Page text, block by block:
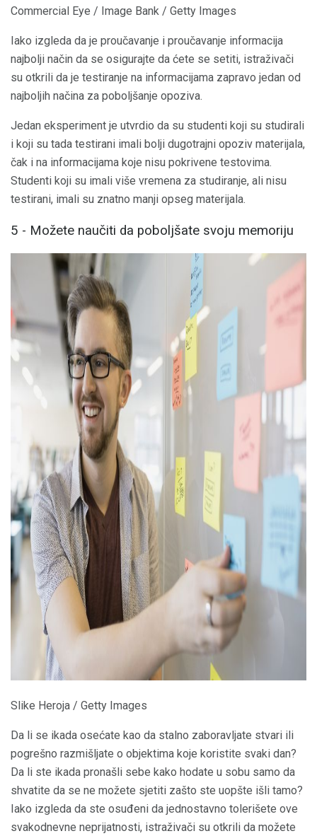
Commercial Eye / Image Bank / Getty Images
Iako izgleda da je proučavanje i proučavanje informacija
najbolji način da se osigurajte da ćete se setiti, istraživači
su otkrili da je testiranje na informacijama zapravo jedan od
najboljih načina za poboljšanje opoziva.
Jedan eksperiment je utvrdio da su studenti koji su studirali
i koji su tada testirani imali bolji dugotrajni opoziv materijala,
čak i na informacijama koje nisu pokrivene testovima.
Studenti koji su imali više vremena za studiranje, ali nisu
testirani, imali su znatno manji opseg materijala.
5 - Možete naučiti da poboljšate svoju memoriju
ad
Slike Heroja / Getty Images
Da li se ikada osećate kao da stalno zaboravljate stvari ili
pogrešno razmišljate o objektima koje koristite svaki dan?
Da li ste ikada pronašli sebe kako hodate u sobu samo da
shvatite da se ne možete sjetiti zašto ste uopšte išli tamo?
Iako izgleda da ste osuđeni da jednostavno tolerišete ove
svakodnevne neprijatnosti, istraživači su otkrili da možete